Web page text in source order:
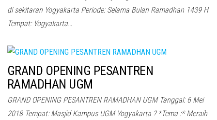
di sekitaran Yogyakarta Periode: Selama Bulan Ramadhan 1439 H
Tempat: Yogyakarta…
GRAND OPENING PESANTREN
RAMADHAN UGM
GRAND OPENING PESANTREN RAMADHAN UGM Tanggal: 6 Mei
2018 Tempat: Masjid Kampus UGM Yogyakarta ? *Tema :* Meraih